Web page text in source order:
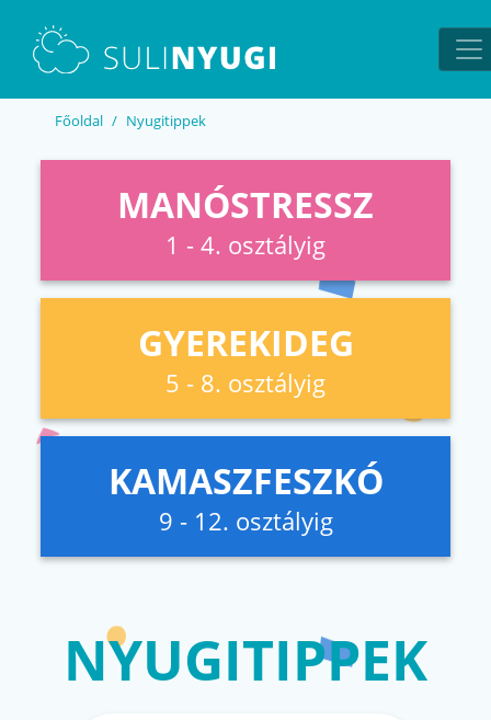
Főoldal Nyugitippek
MANÓSTRESSZ
1 - 4. osztályig
GYEREKIDEG
5 - 8. osztályig
KAMASZFESZKÓ
9 - 12. osztályig
NYUGITIPPEK